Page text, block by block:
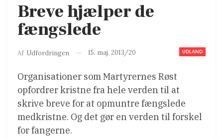
Breve hjælper de
fængslede
UDLAND
Af Udfordringen 15. maj. 2013/20
Organisationer som Martyrernes Røst
opfordrer kristne fra hele verden til at
skrive breve for at opmuntre fængslede
medkristne. Og det gør en verden til forskel
for fangerne.